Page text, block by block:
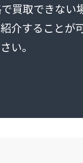
買取できない
介することが
い。